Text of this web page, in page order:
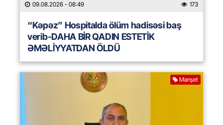
09.08.2026 - 08:49 173
“Kəpəz” Hospitalda ölüm hadisəsi baş
verib-DAHA BİR QADIN ESTETİK
ƏMƏLİYYATDAN ÖLDÜ
Manşet